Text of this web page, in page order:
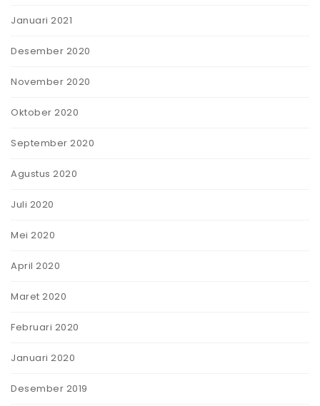
Januari 2021
Desember 2020
November 2020
Oktober 2020
September 2020
Agustus 2020
Juli 2020
Mei 2020
April 2020
Maret 2020
Februari 2020
Januari 2020
Desember 2019